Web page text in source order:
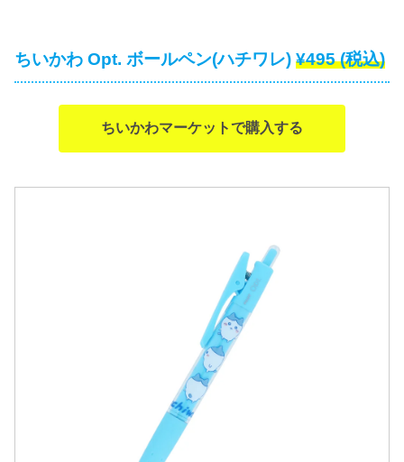
ちいかわ Opt. ボールペン(ハチワレ) ¥495(税込)
ちいかわマーケットで購入する